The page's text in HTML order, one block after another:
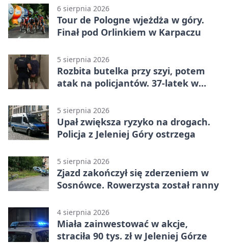
6 sierpnia 2026
Tour de Pologne wjeżdża w góry.
Finał pod Orlinkiem w Karpaczu
5 sierpnia 2026
Rozbita butelka przy szyi, potem
atak na policjantów. 37-latek w
5 sierpnia 2026
Upał zwiększa ryzyko na drogach.
Policja z Jeleniej Góry ostrzega
5 sierpnia 2026
Zjazd zakończył się zderzeniem w
Sosnówce. Rowerzysta został ranny
4 sierpnia 2026
Miała zainwestować w akcje,
straciła 90 tys. zł w Jeleniej Górze